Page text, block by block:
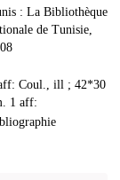
: La Bibliothèque
de Tunisie,
Coul., ill ; 42*30
1 aff: